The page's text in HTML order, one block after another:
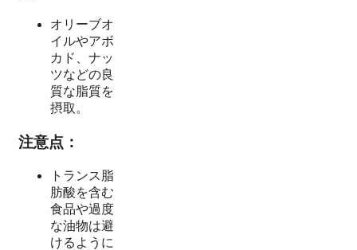
オリーブオ
イルやアボ
カド、ナッ
ツなどの良
質な脂質を
摂取。
注意点：
トランス脂
肪酸を含む
食品や過度
な油物は避
けるように